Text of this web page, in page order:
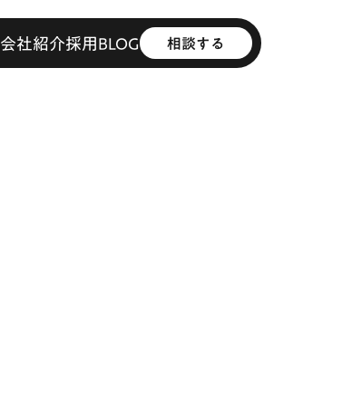
会社紹介採用 BLOG 相談する